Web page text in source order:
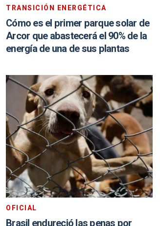
TRANSICIÓN ENERGÉTICA
Cómo es el primer parque solar de
Arcor que abastecerá el 90% de la
energía de una de sus plantas
OFICIAL